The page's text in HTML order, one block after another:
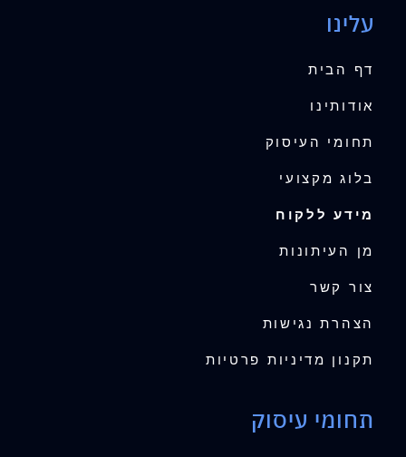
עלינו
דף הבית
אודותינו
תחומי העיסוק
בלוג מקצועי
מידע ללקוח
מן העיתונות
צור קשר
הצהרת נגישות
תקנון מדיניות פרטיות
תחומי עיסוק